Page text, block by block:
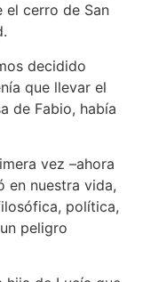
el cerro de San
decidido
que llevar el
de Fabio, había
vez –ahora
en nuestra vida,
política,
peligro